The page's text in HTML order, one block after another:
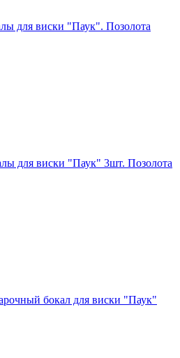
для виски "Паук". Позолота
для виски "Паук" 3шт. Позолота
бокал для виски "Паук"